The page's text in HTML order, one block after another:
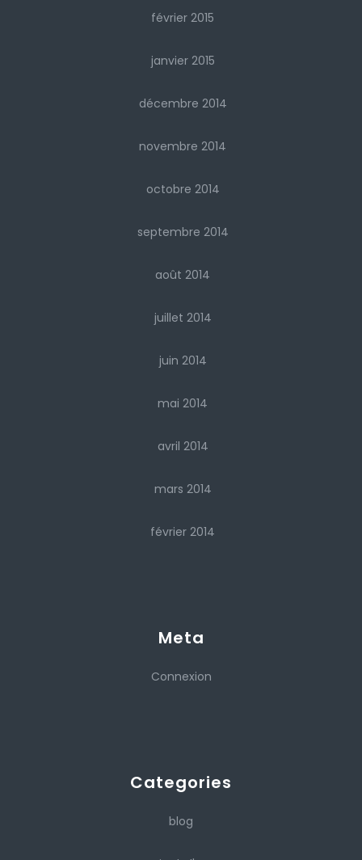
février 2015
janvier 2015
décembre 2014
novembre 2014
octobre 2014
septembre 2014
août 2014
juillet 2014
juin 2014
mai 2014
avril 2014
mars 2014
février 2014
Meta
Connexion
Categories
blog